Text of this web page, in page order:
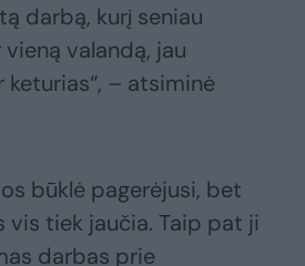
darbą, kurį seniau
valandą, jau
– atsiminė
būklė pagerėjusi, bet
vis tiek jaučia. Taip pat ji
darbas prie